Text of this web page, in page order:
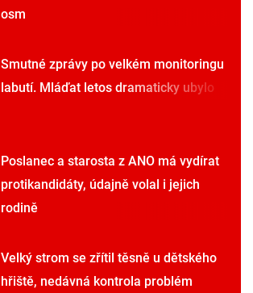
osm
Smutné zprávy po velkém monitoringu
labutí. Mláďat letos dramaticky ubylo
Poslanec a starosta z ANO má vydírat
protikandidáty, údajně volal i jejich
rodině
Velký strom se zřítil těsně u dětského
hřiště, nedávná kontrola problém